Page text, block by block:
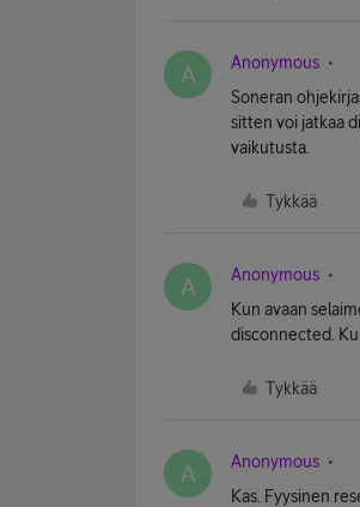
A Anonymous
Soneran
sitten voi jatkaa
vaikutusta.
Tykkää
A Anonymous
Kun avaan
disconnected.
Tykkää
A Anonymous
Kas. Fyysinen